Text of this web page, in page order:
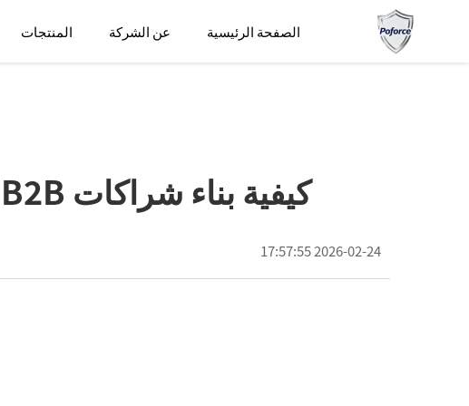
الصفحة الرئيسية عن الشركة المنتجات
كيفية بناء شراكات B2B طويلة الأجل في مجال تخزين الطاقة المنزلية
2026-02-24 17:57:55